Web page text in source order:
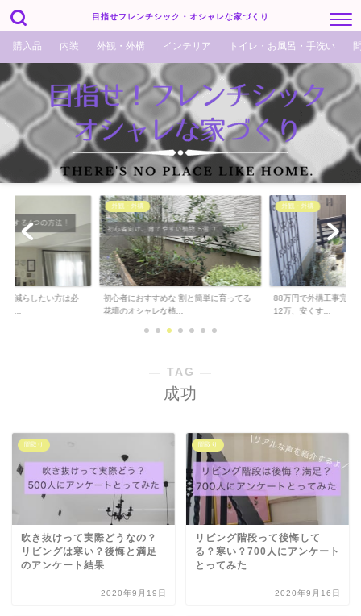
目指せフレンチシック・オシャレな家づくり
購入品 内装 外観・外構 インテリア トイレ・お風呂・手洗い
も減らしたい方は必
ら...
外観・外構
初心者におすすめな 割と簡単に育ってる
花壇のオシャレな植...
外観・外構
88万円で外構工事完了
12万、安くす...
― TAG ―
成功
間取り
吹き抜けって実際どうなの？
リビングは寒い？後悔と満足
のアンケート結果
2020年9月19日
間取り
リビング階段って後悔して
る？寒い？700人にアンケート
とってみた
2020年9月16日